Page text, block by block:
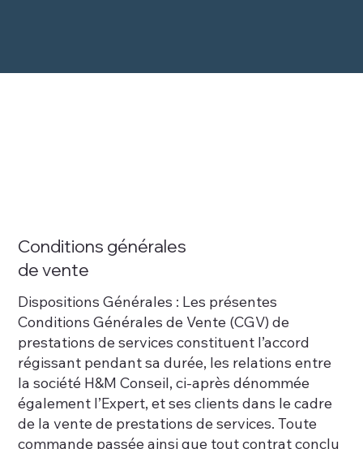
Conditions générales
de vente
Dispositions Générales : Les présentes
Conditions Générales de Vente (CGV) de
prestations de services constituent l’accord
régissant pendant sa durée, les relations entre
la société H&M Conseil, ci-après dénommée
également l’Expert, et ses clients dans le cadre
de la vente de prestations de services. Toute
commande passée ainsi que tout contrat conclu